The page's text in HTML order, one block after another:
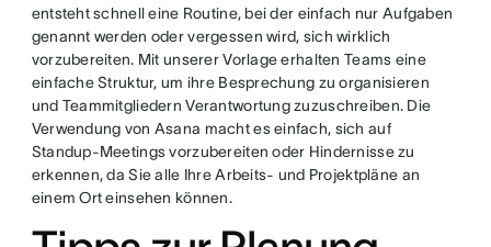
entsteht schnell eine Routine, bei der einfach nur Aufgaben
genannt werden oder vergessen wird, sich wirklich
vorzubereiten. Mit unserer Vorlage erhalten Teams eine
einfache Struktur, um ihre Besprechung zu organisieren
und Teammitgliedern Verantwortung zuzuschreiben. Die
Verwendung von Asana macht es einfach, sich auf
Standup-Meetings vorzubereiten oder Hindernisse zu
erkennen, da Sie alle Ihre Arbeits- und Projektpläne an
einem Ort einsehen können.